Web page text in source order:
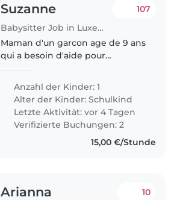
Suzanne
Babysitter Job in Luxemburg
107
Maman d'un garcon age de 9 ans
qui a besoin d'aide pour
les mardi et jeudi a partir de 16h.
Mum of a 9 years old boy
looking..
Anzahl der Kinder: 1
Alter der Kinder:Schulkind
Letzte Aktivität: vor 4 Tagen
Verifizierte Buchungen: 2
15,00 €/Stunde
Arianna 10